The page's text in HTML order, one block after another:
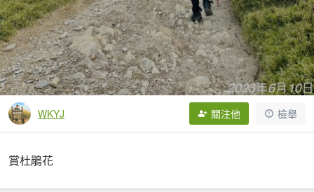
WKYJ 關注他 檢舉
賞杜鵑花